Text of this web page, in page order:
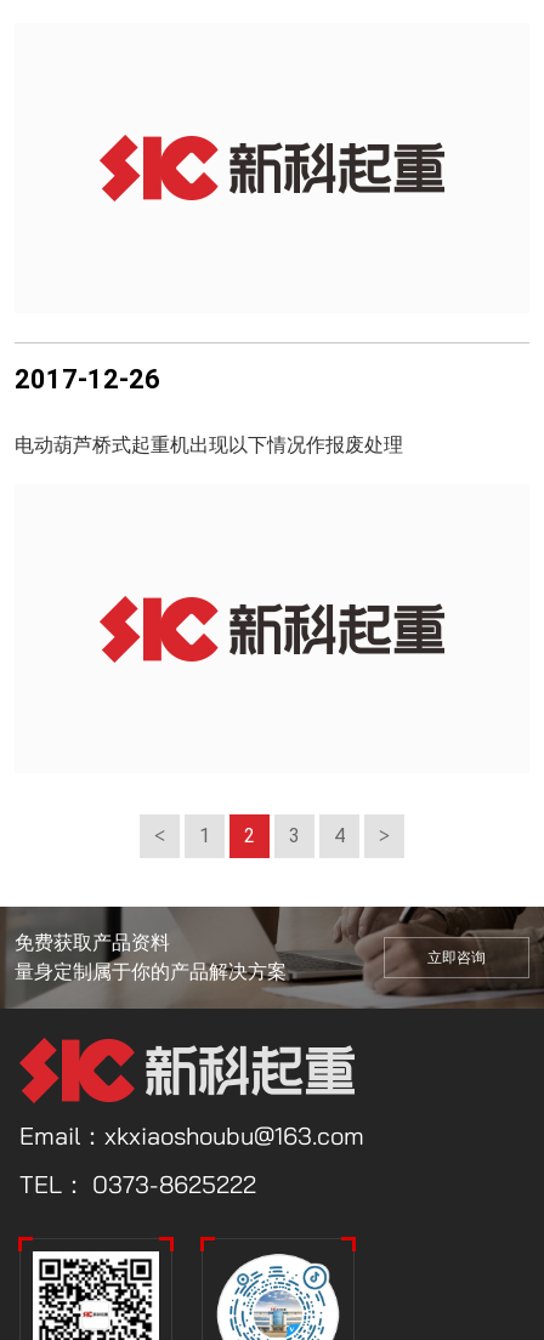
2017-12-26
电动葫芦桥式起重机出现以下情况作报废处理
1 2 3 4
免费获取产品资料
量身定制属于你的产品解决方案
立即咨询
Email：xkxiaoshoubu@163.com
TEL： 0373-8625222